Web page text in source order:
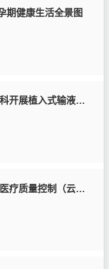
期健康生活全景图
告别反复穿刺：我院肿瘤科开展植入式输液港，为长期输液提供更优解
我院承办孝感市骨科专业医疗质量控制（云梦站）活动